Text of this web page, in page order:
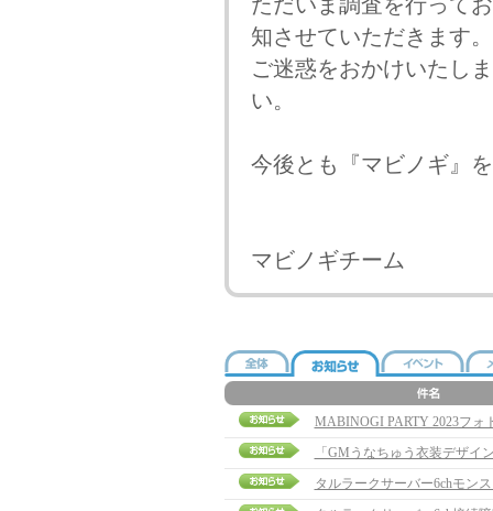
ただいま調査を行って
知させていただきます。
ご迷惑をおかけいたし
い。
今後とも『マビノギ』
マビノギチーム
MABINOGI PARTY 2023フォ
「GMうなちゅう衣装デザイ
タルラークサーバー6chモン